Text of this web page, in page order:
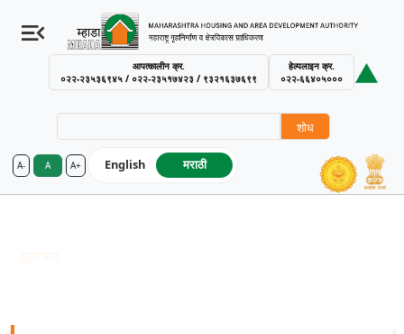
आपत्कालीन क्र.
०२२-२३५३६९४५ / ०२२-२३५१७४२३ / ९३२१६३७६९९
हेल्पलाइन क्र.
०२२-६६४०५०००
A- A A+ English मराठी